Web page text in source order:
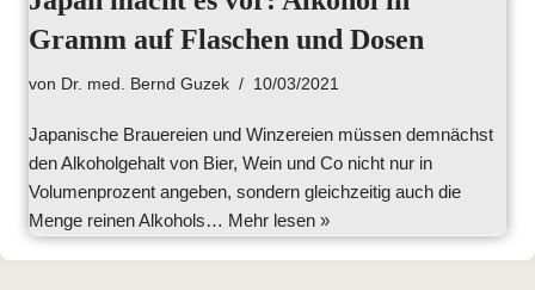
Gramm auf Flaschen und Dosen
von Dr. med. Bernd Guzek 10/03/2021
Japanische Brauereien und Winzereien müssen demnächst
den Alkoholgehalt von Bier, Wein und Co nicht nur in
Volumenprozent angeben, sondern gleichzeitig auch die
Menge reinen Alkohols… Mehr lesen »